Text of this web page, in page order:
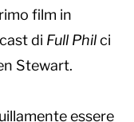
film in
di Full Philci
Stewart.
essere